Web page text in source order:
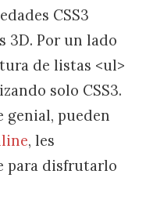
CSS3
3D. Por un lado
de listas <ul>
solo CSS3.
genial, pueden
, les
para disfrutarlo